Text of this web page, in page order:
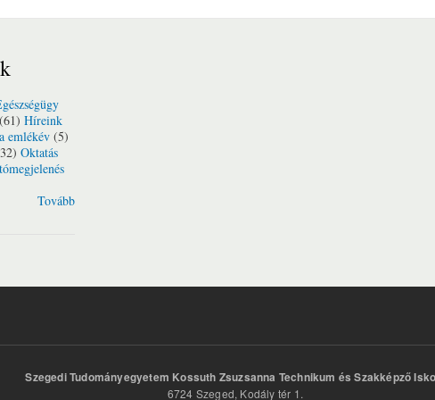
(61) Híreink
emlékév (5)
Oktatás
Tovább
Szegedi Tudományegyetem Kossuth Zsuzsanna Technikum és Szakképző
6724 Szeged, Kodály tér 1.